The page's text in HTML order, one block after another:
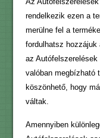
rendelkezik ezen a
merülne fel a
fordulhatsz
az
valóban megbízható
köszönhető, hogy
váltak.
Amennyiben